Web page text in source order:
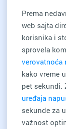
Prema
web sajta
korisnika i
sprovela
verovatnoća
kako vreme
pet sekundi.
uređaja
sekunde za
važnost